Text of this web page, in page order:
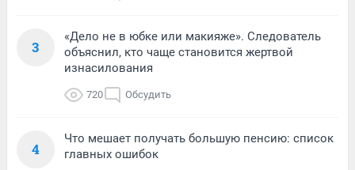
3
«Дело не в юбке или макияже». Следователь
объяснил, кто чаще становится жертвой
изнасилования
720 Обсудить
4
Что мешает получать большую пенсию: список
главных ошибок